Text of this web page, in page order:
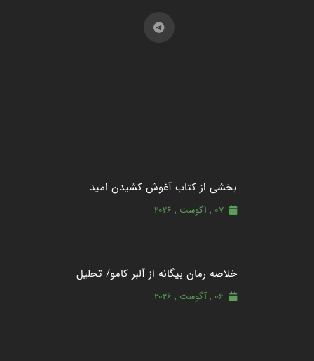
بخشی از کتاب آغوش کشیدن امید
07 , آگوست , 2026
خلاصه رمان بیگانه از آلبر کامو/ تحلیل
06 , آگوست , 2026